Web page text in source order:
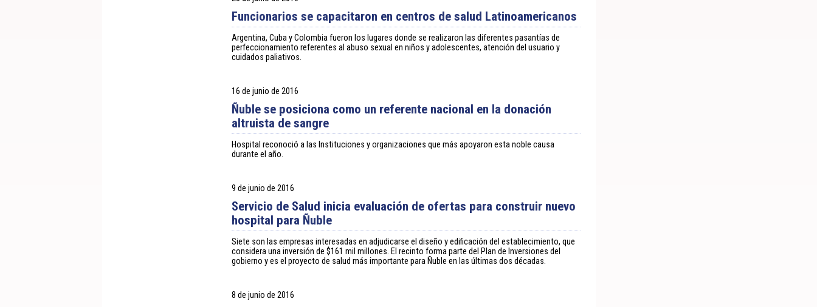
Funcionarios se capacitaron en centros de salud Latinoamericanos
Argentina, Cuba y Colombia fueron los lugares donde se realizaron las diferentes pasantías de
perfeccionamiento referentes al abuso sexual en niños y adolescentes, atención del usuario y
cuidados paliativos.
16 de junio de 2016
Ñuble se posiciona como un referente nacional en la donación
altruista de sangre
Hospital reconoció a las Instituciones y organizaciones que más apoyaron esta noble causa
durante el año.
9 de junio de 2016
Servicio de Salud inicia evaluación de ofertas para construir nuevo
hospital para Ñuble
Siete son las empresas interesadas en adjudicarse el diseño y edificación del establecimiento, que
considera una inversión de $161 mil millones. El recinto forma parte del Plan de Inversiones del
gobierno y es el proyecto de salud más importante para Ñuble en las últimas dos décadas.
8 de junio de 2016